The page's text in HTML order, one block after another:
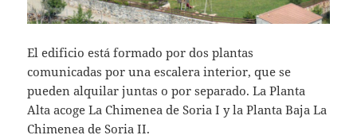
El edificio está formado por dos plantas
comunicadas por una escalera interior, que se
pueden alquilar juntas o por separado. La Planta
Alta acoge La Chimenea de Soria I y la Planta Baja La
Chimenea de Soria II.